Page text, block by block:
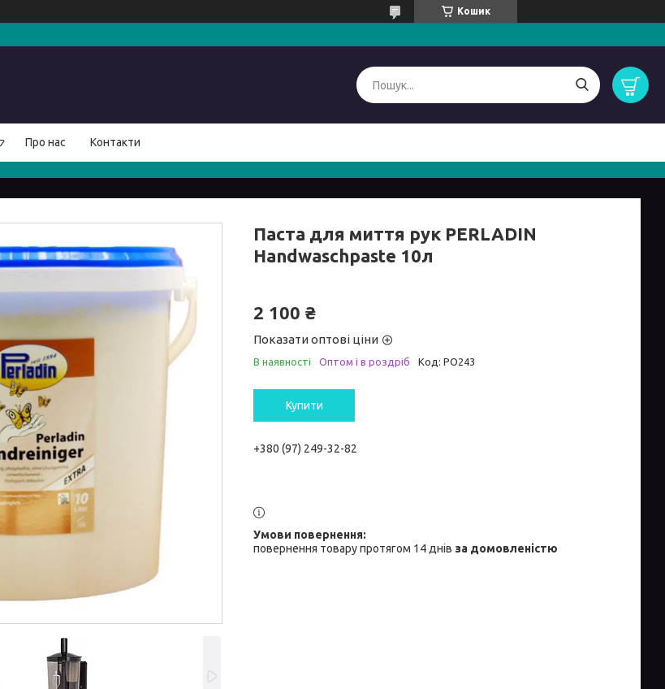
Кошик
Про нас Контакти
Паста для миття рук PERLADIN
Handwaschpaste 10л
2 100 ₴
Показати оптові ціни
В наявності Оптом і в роздріб Код: PO243
Купити
+380 (97) 249-32-82
повернення товару протягом 14 днів за домовленістю